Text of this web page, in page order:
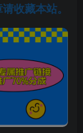
收藏本站。